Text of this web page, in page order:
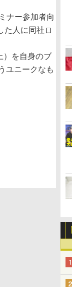
ナー参加者向
た人に同社ロ
）を自身のブ
ユニークなも